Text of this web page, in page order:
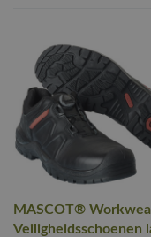
(Borduren)
MASCOT®
Veiligheidsschoenen